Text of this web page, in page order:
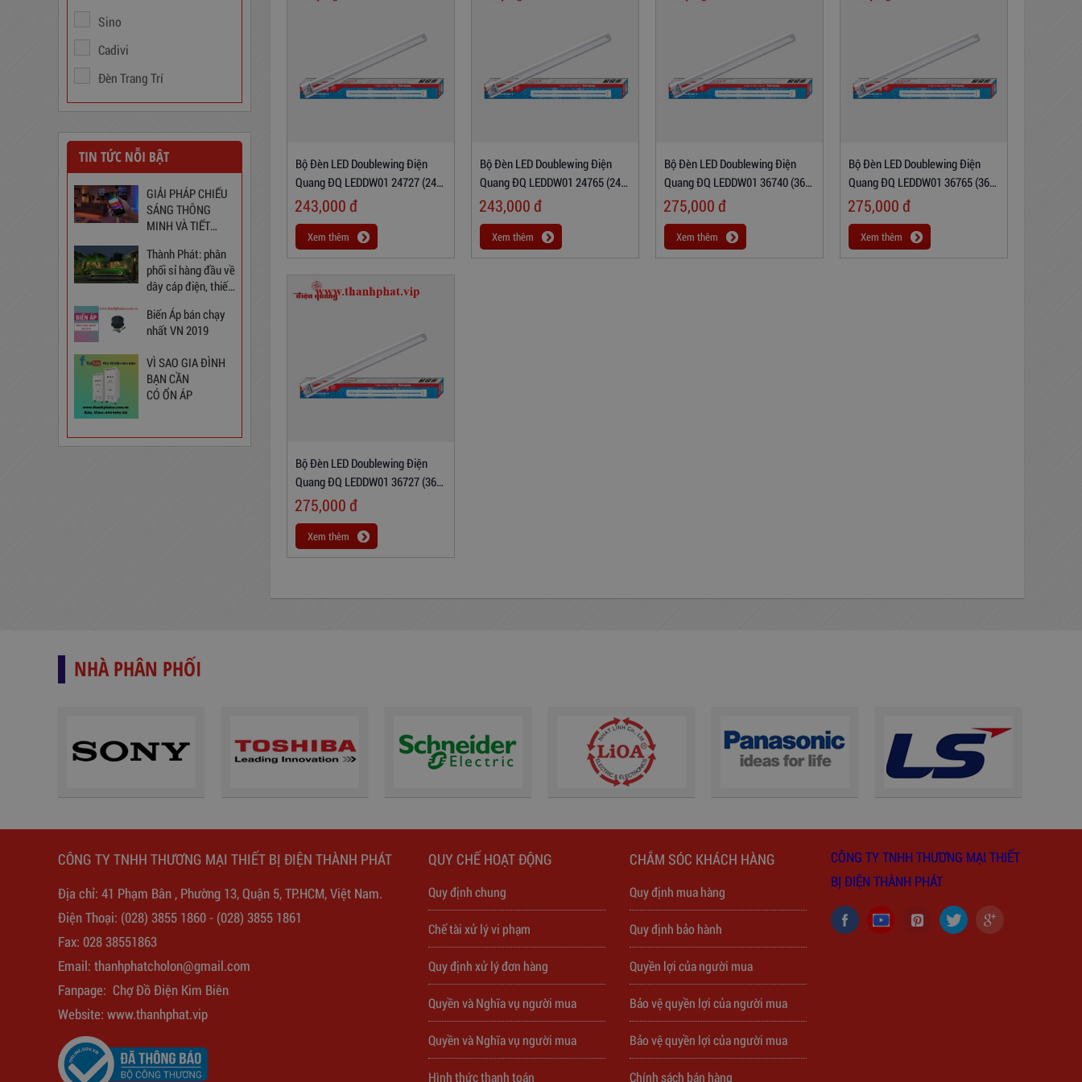
Bộ Đèn LED Doublewing Điện
Quang ĐQ LEDDW01 24727 (24W
Warmwhite)
243,000 đ
Xem thêm
Bộ Đèn LED Doublewing Điện
Quang ĐQ LEDDW01 24765 (24W
Daylight)
243,000 đ
Xem thêm
Bộ Đèn LED Doublewing Điện
Quang ĐQ LEDDW01 36740 (36W
Coolwhite)
275,000 đ
Xem thêm
Bộ Đèn LED Doublewing Điện
Quang ĐQ LEDDW01 36765 (36W
Daylight)
275,000 đ
Xem thêm
Bộ Đèn LED Doublewing Điện
Quang ĐQ LEDDW01 36727 (36W
Warmwhite)
275,000 đ
Xem thêm
2D22N5USB
310,000
Ổ Cắm Phổ Thông 6S5
Ổ Cắm Đa Năng Có Cổng Sạc
277,000đ
ĐÈN LED ÂM TRẦN THÔNG
755,000đ
Sino
Cadivi
Đèn Trang Trí
TIN TỨC NỖI BẬT
GIẢI PHÁP CHIẾU
SÁNG THÔNG
MINH VÀ TIẾT
NHÀ BẠN
Thành Phát: phân
phối sỉ hàng đầu về
dây cáp điện, thiết
sáng tại Việt Nam
Biến Áp bán chạy
nhất VN 2019
VÌ SAO GIA ĐÌNH
BẠN CẦN
CÓ ỔN ÁP
NHÀ PHÂN PHỐI
CÔNG TY TNHH THƯƠNG MẠI THIẾT BỊ ĐIỆN THÀNH PHÁT
Địa chỉ: 41 Phạm Bân , Phường 13, Quận 5, TP.HCM, Việt Nam.
Điện Thoại: (028) 3855 1860- (028) 3855 1861
Fax: 028 38551863
Email: thanhphatcholon@gmail.com
Fanpage: Chợ Đồ Điện Kim Biên
Website: www.thanhphat.vip
QUY CHẾ HOẠT ĐỘNG
Quy định chung
Chế tài xử lý vi phạm
Quy định xử lý đơn hàng
Quyền và Nghĩa vụ người mua
Quyền và Nghĩa vụ người mua
Hình thức thanh toán
CHẮM SÓC KHÁCH HÀNG
Quy định mua hàng
Quy định bảo hành
Quyền lợi của người mua
Bảo vệ quyền lợi của người mua
Bảo vệ quyền lợi của người mua
Chính sách bán hàng
CÔNG TY TNHH THƯƠNG MẠI THIẾT
BỊ ĐIỆN THÀNH PHÁT